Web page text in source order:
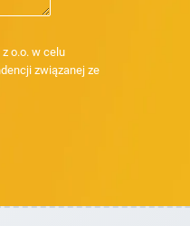
o.o. w celu
związanej ze